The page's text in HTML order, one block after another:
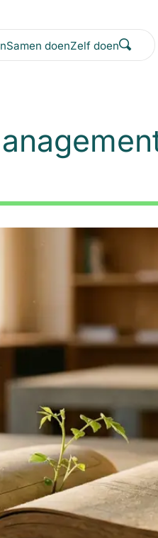
Samen doenZelf doen